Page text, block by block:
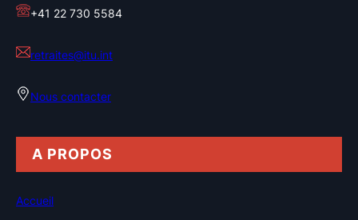
+41 22 730 5584
retraites@itu.int
Nous contacter
A PROPOS
Accueil